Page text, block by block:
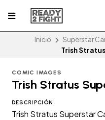
Inicio Superstar
Trish
COMIC IMAGES
Trish Stratus
DESCRIPCIÓN
Trish Stratus Superstar